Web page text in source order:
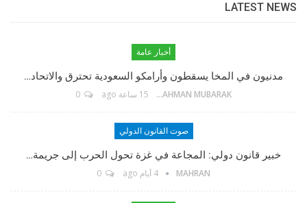
LATEST NEWS
أخبار عامة
مدنيون في المخا يسقطون وأرامكو السعودية تحترق والاتحاد…
ABDELRAHMAN MUBARAK 15 ساعة ago
صوت القانون الدولي
خبير قانون دولي: المجاعة في غزة تحول الحرب إلى جريمة…
MAHRAN 4 أيام ago
Twitter